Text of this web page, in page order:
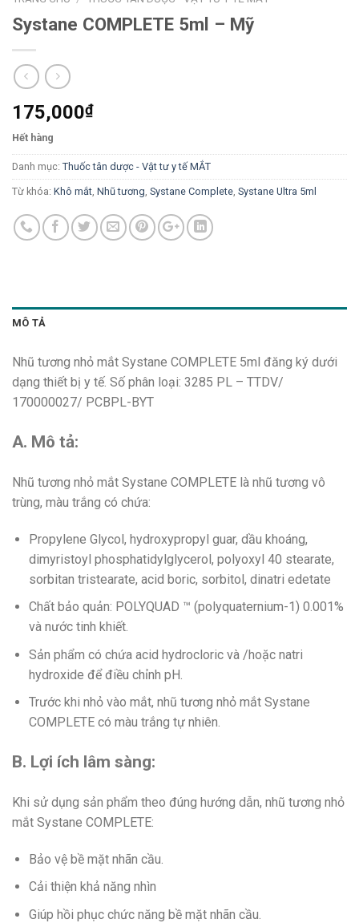
Systane COMPLETE 5ml – Mỹ
175,000₫
Hết hàng
Danh mục: Thuốc tân dược - Vật tư y tế MẮT
Từ khóa: Khô mắt, Nhũ tương, Systane Complete, Systane Ultra 5ml
MÔ TẢ
Nhũ tương nhỏ mắt Systane COMPLETE 5ml đăng ký dưới
dạng thiết bị y tế. Số phân loại: 3285 PL – TTDV/
170000027/ PCBPL-BYT
A. Mô tả:
Nhũ tương nhỏ mắt Systane COMPLETE là nhũ tương vô
trùng, màu trắng có chứa:
Propylene Glycol, hydroxypropyl guar, dầu khoáng,
dimyristoyl phosphatidylglycerol, polyoxyl 40 stearate,
sorbitan tristearate, acid boric, sorbitol, dinatri edetate
Chất bảo quản: POLYQUAD ™ (polyquaternium-1) 0.001%
và nước tinh khiết.
Sản phẩm có chứa acid hydrocloric và /hoặc natri
hydroxide để điều chỉnh pH.
Trước khi nhỏ vào mắt, nhũ tương nhỏ mắt Systane
COMPLETE có màu trắng tự nhiên.
B. Lợi ích lâm sàng:
Khi sử dụng sản phẩm theo đúng hướng dẫn, nhũ tương nhỏ
mắt Systane COMPLETE:
Bảo vệ bề mặt nhãn cầu.
Cải thiện khả năng nhìn
Giúp hồi phục chức năng bề mặt nhãn cầu.